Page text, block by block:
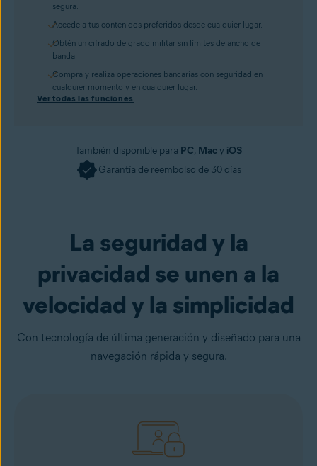
segura.
Accede a tus contenidos preferidos desde cualquier lugar.
Obtén un cifrado de grado militar sin límites de ancho de
banda.
Compra y realiza operaciones bancarias con seguridad en
cualquier momento y en cualquier lugar.
Ver todas las funciones
También disponible para PC, Macy iOS
Garantía de reembolso de 30 días
La seguridad y la
privacidad se unen a la
velocidad y la simplicidad
Con tecnología de última generación y diseñado para una
navegación rápida y segura.